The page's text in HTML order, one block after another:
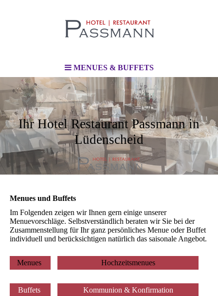
MENUES & BUFFETS
Ihr Hotel Restaurant Passmann in
Lüdenscheid
Menues und Buffets
Im Folgenden zeigen wir Ihnen gern einige unserer
Menuevorschläge. Selbstverständlich beraten wir Sie bei der
Zusammenstellung für Ihr ganz persönliches Menue oder Buffet
individuell und berücksichtigen natürlich das saisonale Angebot.
Menues Hochzeitsmenues
Buffets Kommunion & Konfirmation